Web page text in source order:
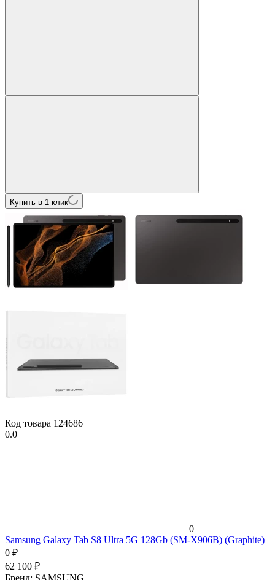
Купить в 1 клик
Код товара 124686
0.0
0
Samsung Galaxy Tab S8 Ultra 5G 128Gb (SM-X906B) (Graphite)
0 ₽
62 100 ₽
Бренд: SAMSUNG